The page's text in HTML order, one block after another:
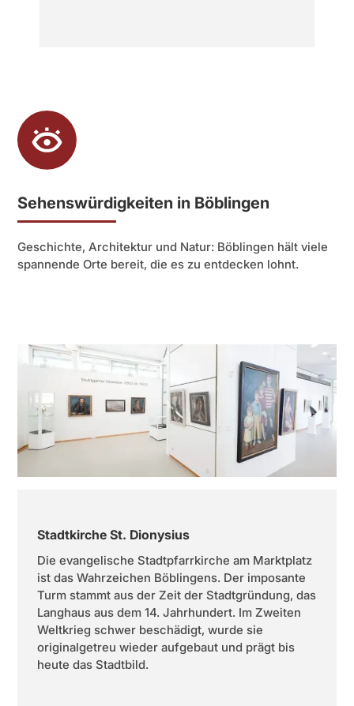
Sehenswürdigkeiten in Böblingen
Geschichte, Architektur und Natur: Böblingen hält viele
spannende Orte bereit, die es zu entdecken lohnt.
Stadtkirche St. Dionysius
Die evangelische Stadtpfarrkirche am Marktplatz
ist das Wahrzeichen Böblingens. Der imposante
Turm stammt aus der Zeit der Stadtgründung, das
Langhaus aus dem 14. Jahrhundert. Im Zweiten
Weltkrieg schwer beschädigt, wurde sie
originalgetreu wieder aufgebaut und prägt bis
heute das Stadtbild.